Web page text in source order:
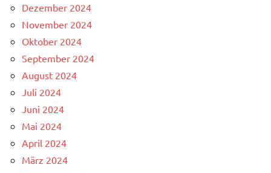
Dezember 2024
November 2024
Oktober 2024
September 2024
August 2024
Juli 2024
Juni 2024
Mai 2024
April 2024
März 2024